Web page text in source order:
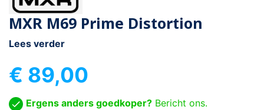
MXR M69 Prime Distortion
Lees verder
€ 89,00
Ergens anders goedkoper? Bericht ons.